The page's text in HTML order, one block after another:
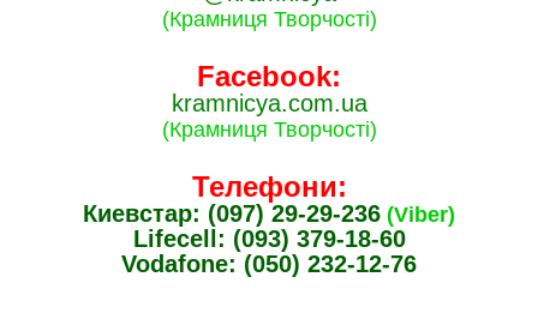
(Крамниця Творчості)
Facebook:
kramnicya.com.ua
(Крамниця Творчості)
Телефони:
Киевстар: (097) 29-29-236 (Viber)
Lifecell: (093) 379-18-60
Vodafone: (050) 232-12-76